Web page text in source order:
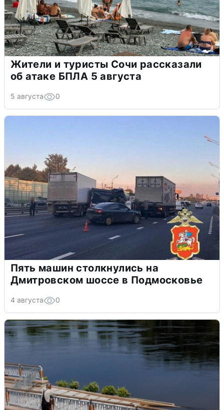
Жители и туристы Сочи рассказали
об атаке БПЛА 5 августа
5 августа 0
Пять машин столкнулись на
Дмитровском шоссе в Подмосковье
4 августа 0